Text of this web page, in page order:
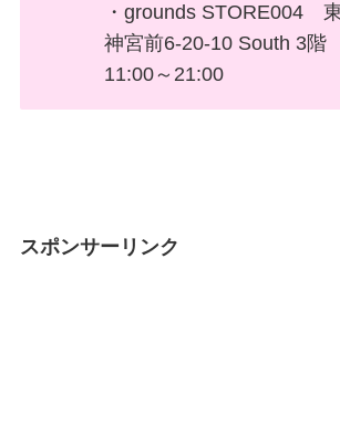
・grounds STORE004
神宮前6-20-10 South 3
11:00～21:00
スポンサーリンク